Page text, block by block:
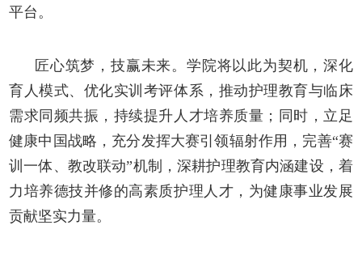
平台。
匠心筑梦，技赢未来。学院将以此为契机，深化
育人模式、优化实训考评体系，推动护理教育与临床
需求同频共振，持续提升人才培养质量；同时，立足
健康中国战略，充分发挥大赛引领辐射作用，完善“赛
训一体、教改联动”机制，深耕护理教育内涵建设，着
力培养德技并修的高素质护理人才，为健康事业发展
贡献坚实力量。